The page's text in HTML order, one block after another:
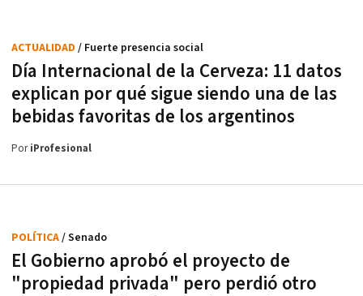
Día Internacional de la Cerveza: 11 datos
explican por qué sigue siendo una de las
bebidas favoritas de los argentinos
ACTUALIDAD / Fuerte presencia social
PoriProfesional
El Gobierno aprobó el proyecto de
"propiedad privada" pero perdió otro
POLÍTICA/ Senado